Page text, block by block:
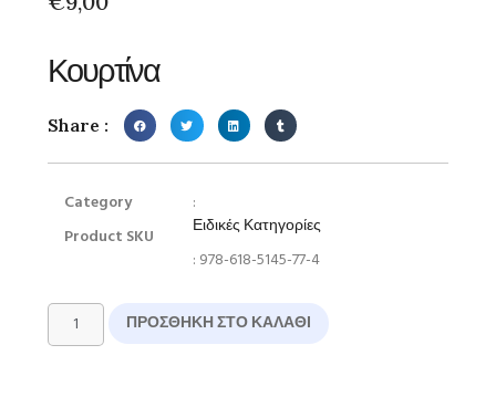
Κουρτίνα
Share :
Category
Product SKU
:
Ειδικές Κατηγορίες
: 978-618-5145-77-4
ΠΡΟΣΘΉΚΗ ΣΤΟ ΚΑΛΆΘΙ